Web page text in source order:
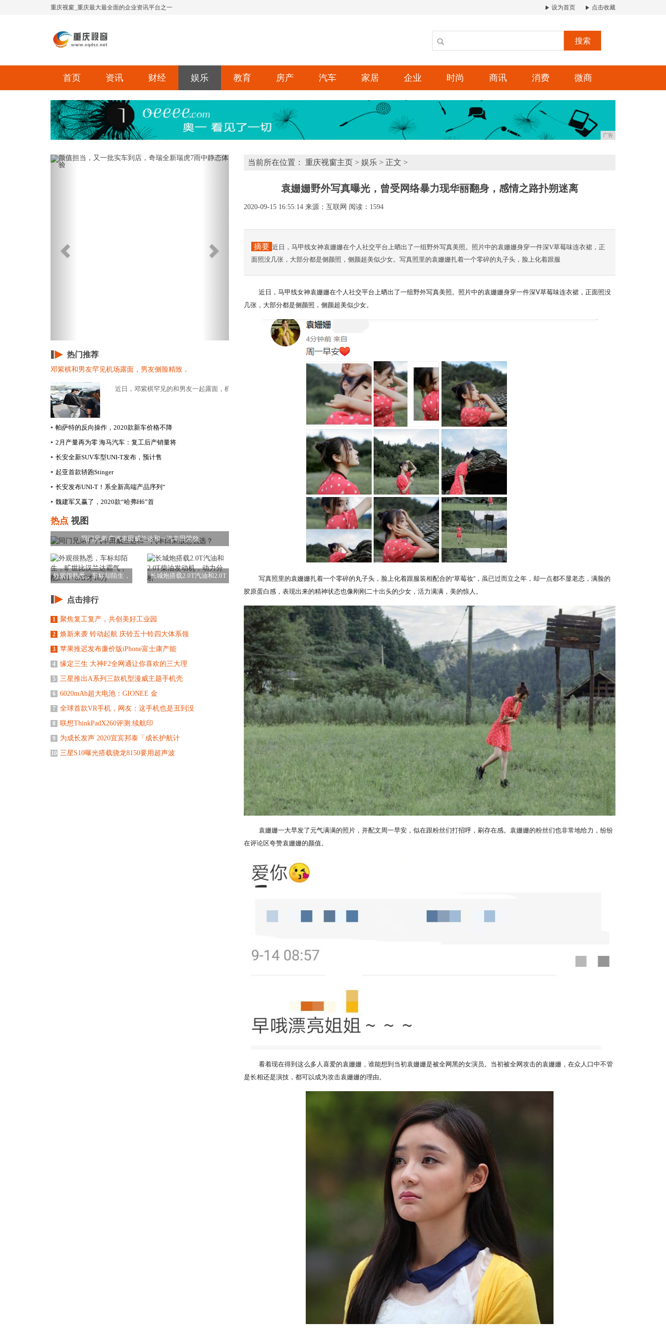
重庆视窗_重庆最大最全面的企业资讯平台之一 设为首页 点击收藏
搜索
首页 资讯 财经 娱乐 教育 房产 汽车 家居 企业 时尚 商讯 消费 微商
广告
Previous Next
热门推荐
邓紫棋和男友罕见机场露面，男友侧脸精致，
近日，邓紫棋罕见的和男友一起露面，机场两个人身穿情侣装，看起来格外的甜蜜，其...
▪ 帕萨特的反向操作，2020款新车价格不降
▪ 2月产量再为零 海马汽车：复工后产销量将
▪ 长安全新SUV车型UNI-T发布，预计售
▪ 起亚首款轿跑Stinger
▪ 长安发布UNI-T！系全新高端产品序列“
▪ ​魏建军又赢了，2020款“哈弗H6”首
热点 视图
同门兄弟 广汽丰田威兰达和一汽丰田荣放
外观很熟悉，车标却陌生，
长城炮搭载2.0T汽油和2.0T
点击排行
1 聚焦复工复产，共创美好工业园
2 焕新来袭 铃动起航 庆铃五十铃四大体系领
3 苹果推迟发布廉价版iPhone富士康产能
4 缘定三生 大神F2全网通让你喜欢的三大理
5 三星推出A系列三款机型漫威主题手机壳
6 6020mAh超大电池：GIONEE 金
7 全球首款VR手机，网友：这手机也是丑到没
8 联想ThinkPadX260评测:续航印
9 为成长发声 2020宜宾邦泰「成长护航计
10 三星S10曝光搭载骁龙8150要用超声波
当前所在位置： 重庆视窗主页 > 娱乐 > 正文 >
袁姗姗野外写真曝光，曾受网络暴力现华丽翻身，感情之路扑朔迷离
2020-09-15 16:55:14 来源：互联网 阅读：1594
摘要 近日，马甲线女神袁姗姗在个人社交平台上晒出了一组野外写真美照。照片中的袁姗姗身穿一件深V草莓味连衣裙，正
面照没几张，大部分都是侧颜照，侧颜超美似少女。写真照里的袁姗姗扎着一个零碎的丸子头，脸上化着跟服
近日，马甲线女神袁姗姗在个人社交平台上晒出了一组野外写真美照。照片中的袁姗姗身穿一件深V草莓味连衣裙，正面照没
几张，大部分都是侧颜照，侧颜超美似少女。
写真照里的袁姗姗扎着一个零碎的丸子头，脸上化着跟服装相配合的“草莓妆”，虽已过而立之年，却一点都不显老态，满脸的
胶原蛋白感，表现出来的精神状态也像刚刚二十出头的少女，活力满满，美的惊人。
袁姗姗一大早发了元气满满的照片，并配文周一早安，似在跟粉丝们打招呼，刷存在感。袁姗姗的粉丝们也非常地给力，纷纷
在评论区夸赞袁姗姗的颜值。
看着现在得到这么多人喜爱的袁姗姗，谁能想到当初袁姗姗是被全网黑的女演员。当初被全网攻击的袁姗姗，在众人口中不管
是长相还是演技，都可以成为攻击袁姗姗的理由。